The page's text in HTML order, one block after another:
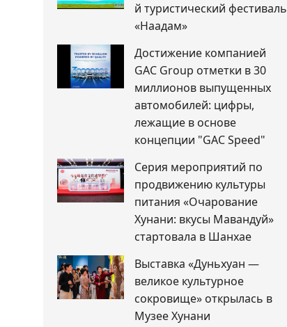
й туристический фестиваль
«Наадам»
Достижение компанией
GAC Group отметки в 30
миллионов выпущенных
автомобилей: цифры,
лежащие в основе
концепции "GAC Speed"
Серия мероприятий по
продвижению культуры
питания «Очарование
Хунани: вкусы Мавандуй»
стартовала в Шанхае
Выставка «Дуньхуан —
великое культурное
сокровище» открылась в
Музее Хунани